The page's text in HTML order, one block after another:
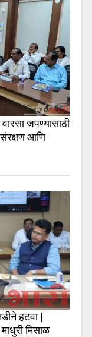
जपण्यासाठी
आणि
हटवा |
मिसाळ